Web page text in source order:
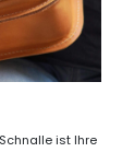
ist Ihre